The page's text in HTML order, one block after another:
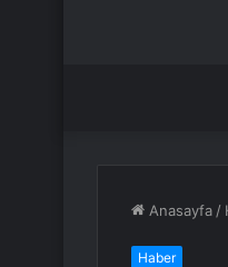
Anasayfa /
Haber